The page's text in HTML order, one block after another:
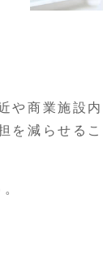
や商業施設
を減らせる